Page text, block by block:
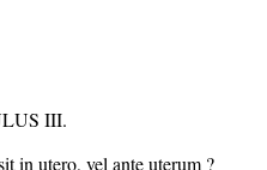
III.
in utero, vel ante uterum ?